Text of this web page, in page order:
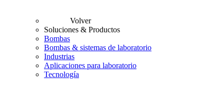
Volver
Soluciones & Productos
Bombas
Bombas & sistemas de laboratorio
Industrias
Aplicaciones para laboratorio
Tecnología